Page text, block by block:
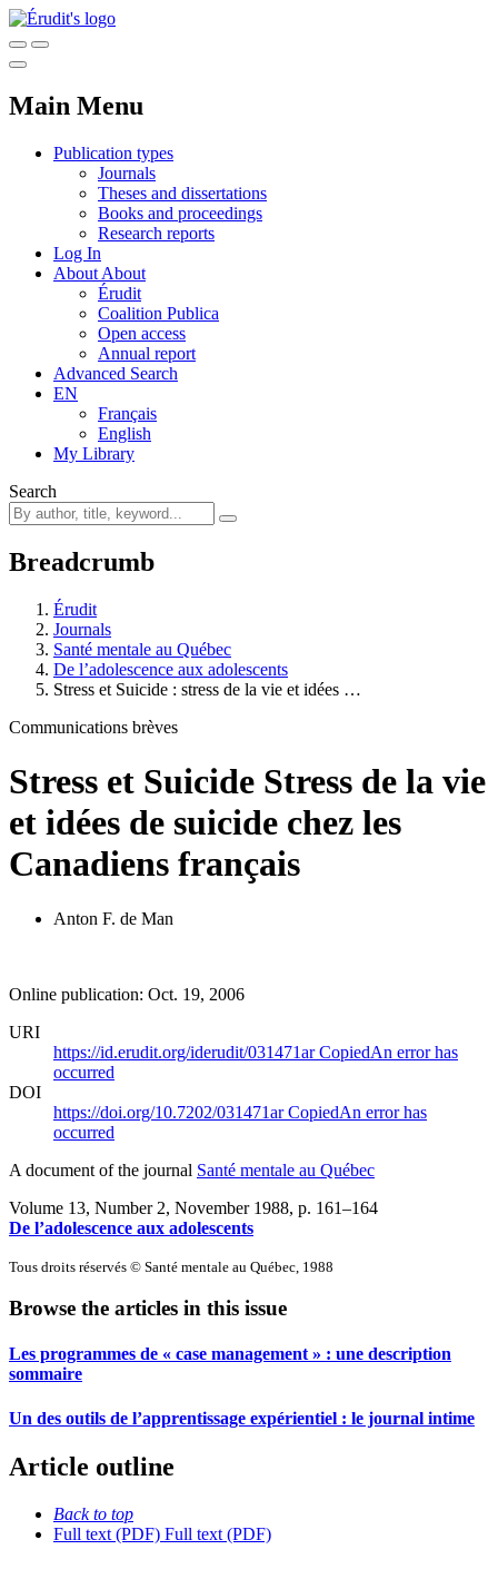
Main Menu
Publication types
Journals
Theses and dissertations
Books and proceedings
Research reports
Log In
About About
Érudit
Coalition Publica
Open access
Annual report
Advanced Search
EN
Français
English
My Library
Search
Breadcrumb
Érudit
Journals
Santé mentale au Québec
De l’adolescence aux adolescents
Stress et Suicide : stress de la vie et idées …
Communications brèves
Stress et Suicide Stress de la vie
et idées de suicide chez les
Canadiens français
Anton F. de Man
Online publication: Oct. 19, 2006
URI
https://id.erudit.org/iderudit/031471arCopiedAn error has
occurred
DOI
https://doi.org/10.7202/031471arCopiedAn error has
occurred
A document of the journal Santé mentale au Québec
Volume 13, Number 2, November 1988, p. 161–164
De l’adolescence aux adolescents
Tous droits réservés © Santé mentale au Québec, 1988
Browse the articles in this issue
Les programmes de « case management » : une description
sommaire
Un des outils de l’apprentissage expérientiel : le journal intime
Article outline
Back to top
Full text (PDF) Full text (PDF)